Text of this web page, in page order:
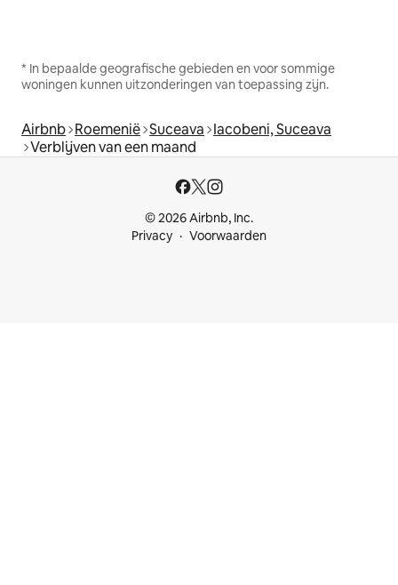
* In bepaalde geografische gebieden en voor sommige
woningen kunnen uitzonderingen van toepassing zijn.
Airbnb Roemenië Suceava Iacobeni, Suceava
Verblijven van een maand
© 2026 Airbnb, Inc.
Privacy
Voorwaarden